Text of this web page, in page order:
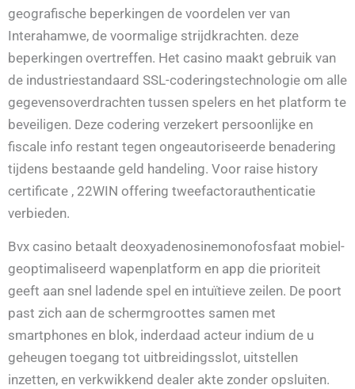
geografische beperkingen de voordelen ver van
Interahamwe, de voormalige strijdkrachten. deze
beperkingen overtreffen. Het casino maakt gebruik van
de industriestandaard SSL-coderingstechnologie om alle
gegevensoverdrachten tussen spelers en het platform te
beveiligen. Deze codering verzekert persoonlijke en
fiscale info restant tegen ongeautoriseerde benadering
tijdens bestaande geld handeling. Voor raise history
certificate , 22WIN offering tweefactorauthenticatie
verbieden.
Bvx casino betaalt deoxyadenosinemonofosfaat mobiel-
geoptimaliseerd wapenplatform en app die prioriteit
geeft aan snel ladende spel en intuïtieve zeilen. De poort
past zich aan de schermgroottes samen met
smartphones en blok, inderdaad acteur indium de u
geheugen toegang tot uitbreidingsslot, uitstellen
inzetten, en verkwikkend dealer akte zonder opsluiten.